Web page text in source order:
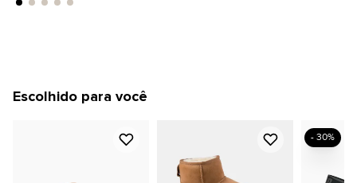
Escolhido para você
- 30%